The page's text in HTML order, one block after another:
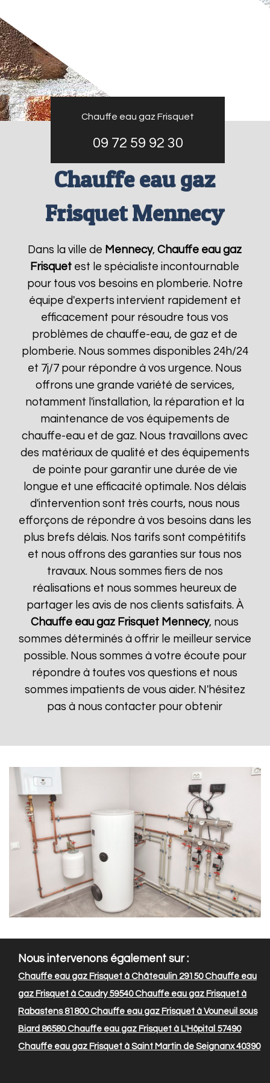
Chauffe eau gaz Frisquet
09 72 59 92 30
Chauffe eau gaz
Frisquet Mennecy
Dans la ville de Mennecy,Chauffe eau gaz
Frisquet est le spécialiste incontournable
pour tous vos besoins en plomberie. Notre
équipe d'experts intervient rapidement et
efficacement pour résoudre tous vos
problèmes de chauffe-eau, de gaz et de
plomberie. Nous sommes disponibles 24h/24
et 7j/7 pour répondre à vos urgence. Nous
offrons une grande variété de services,
notamment l'installation, la réparation et la
maintenance de vos équipements de
chauffe-eau et de gaz. Nous travaillons avec
des matériaux de qualité et des équipements
de pointe pour garantir une durée de vie
longue et une efficacité optimale. Nos délais
d'intervention sont très courts, nous nous
efforçons de répondre à vos besoins dans les
plus brefs délais. Nos tarifs sont compétitifs
et nous offrons des garanties sur tous nos
travaux. Nous sommes fiers de nos
réalisations et nous sommes heureux de
partager les avis de nos clients satisfaits. À
Chauffe eau gaz Frisquet Mennecy, nous
sommes déterminés à offrir le meilleur service
possible. Nous sommes à votre écoute pour
répondre à toutes vos questions et nous
sommes impatients de vous aider. N'hésitez
pas à nous contacter pour obtenir
Nous intervenons également sur :
Chauffe eau gaz Frisquet à Châteaulin 29150Chauffe eau
gaz Frisquet à Caudry 59540Chauffe eau gaz Frisquet à
Rabastens 81800Chauffe eau gaz Frisquet à Vouneuil sous
Biard 86580Chauffe eau gaz Frisquet à L'Hôpital 57490
Chauffe eau gaz Frisquet à Saint Martin de Seignanx 40390